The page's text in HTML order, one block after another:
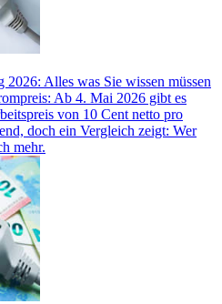
Alles was Sie wissen müssen
Ab 4. Mai 2026 gibt es
von 10 Cent netto pro
doch ein Vergleich zeigt: Wer
mehr.